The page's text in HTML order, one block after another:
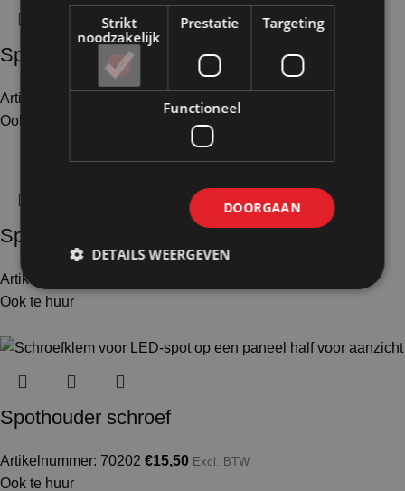
Spothouder enkel
Artikelnummer: 70200
Ook te huur
Spothouder dubbel
Artikelnummer: 70201
Ook te huur
Spothouder schroef
Artikelnummer: 70202 €15,50 Excl. BTW
Ook te huur
Strikt
noodzakelijk
Prestatie Targeting
Functioneel
DOORGAAN
DETAILS WEERGEVEN